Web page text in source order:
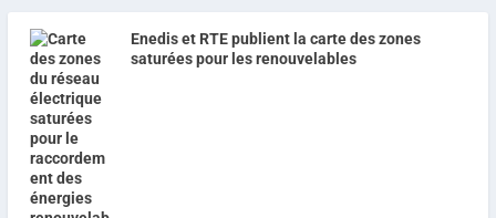
Enedis et RTE publient la carte des zones
saturées pour les renouvelables